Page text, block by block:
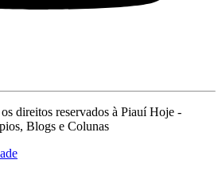
direitos reservados à Piauí Hoje -
Blogs e Colunas